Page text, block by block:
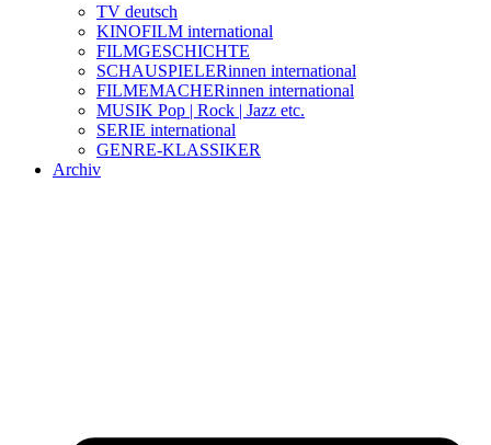
TV deutsch
KINOFILM international
FILMGESCHICHTE
SCHAUSPIELERinnen international
FILMEMACHERinnen international
MUSIK Pop | Rock | Jazz etc.
SERIE international
GENRE-KLASSIKER
Archiv